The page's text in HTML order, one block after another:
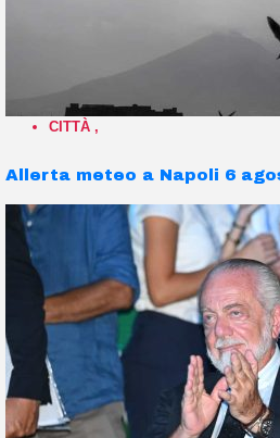
CITTÀ ,
Allerta meteo a Napoli 6